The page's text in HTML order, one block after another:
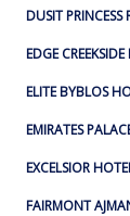
DUSIT
EDGE
ELITE BYBLOS
EMIRATES
EXCELSIOR
FAIRMONT